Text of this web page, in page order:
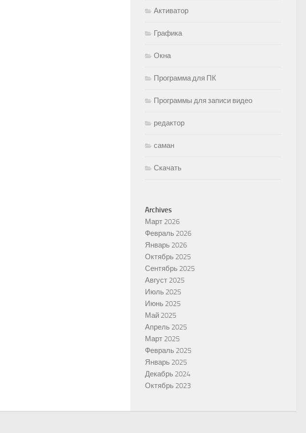
Активатор
Графика
Окна
Программа для ПК
Программы для записи видео
редактор
саман
Скачать
Archives
Март 2026
Февраль 2026
Январь 2026
Октябрь 2025
Сентябрь 2025
Август 2025
Июль 2025
Июнь 2025
Май 2025
Апрель 2025
Март 2025
Февраль 2025
Январь 2025
Декабрь 2024
Октябрь 2023